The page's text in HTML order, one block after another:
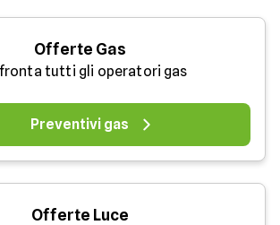
Offerte Gas
tutti gli operatori gas
Preventivi gas
Offerte Luce